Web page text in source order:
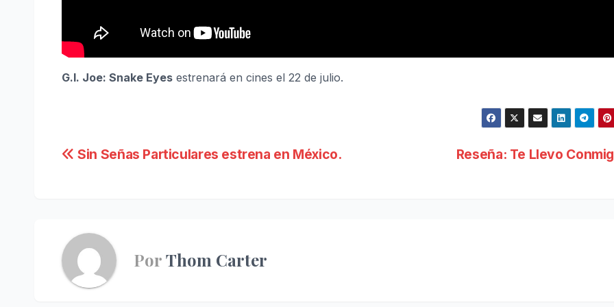
G.I. Joe: Snake Eyes estrenará en cines el 22 de julio.
Navegación
Reseña: Te Llevo
Sin Señas Particulares estrena en México.
PorThom Carter